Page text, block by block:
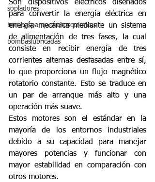
sopladores
bombasparaprocesosquimicos
bombaslubricadas
Son dispositivos eléctricos diseñados
para convertir la energía eléctrica en
energía mecánica mediante un sistema
de alimentación de tres fases, la cual
consiste en recibir energía de tres
corrientes alternas desfasadas entre sí,
lo que proporciona un flujo magnético
rotatorio constante. Esto se traduce en
un par de arranque más alto y una
operación más suave.
Estos motores son el estándar en la
mayoría de los entornos industriales
debido a su capacidad para manejar
mayores potencias y funcionar con
mayor estabilidad en comparación con
otros motores.